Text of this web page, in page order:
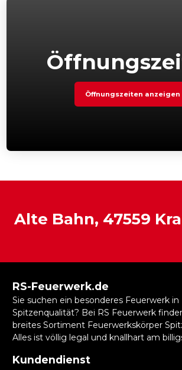
Öffnungszeiten anzeigen
Alte Bahn, 47559
RS-Feuerwerk.de
Sie suchen ein besonderes Feuerwerk in
Spitzenqualität? Bei RS Feuerwerk
breites Sortiment Feuerwerkskörper
Alles ist völlig legal und knallhart am
Kundendienst